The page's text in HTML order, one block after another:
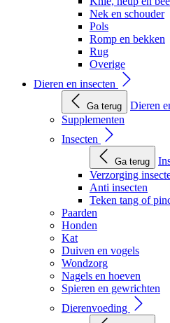
Nek en schouder
Pols
Romp en bekken
Rug
Overige
Dieren en insecten
Ga terug
Dieren
Supplementen
Insecten
Ga terug
Verzorging
Anti insecten
Teken tang of
Paarden
Honden
Kat
Duiven en vogels
Wondzorg
Nagels en hoeven
Spieren en gewrichten
Dierenvoeding